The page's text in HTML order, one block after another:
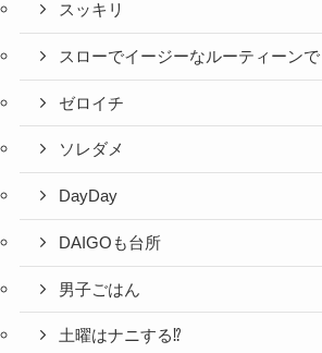
スッキリ
スローでイージーなルーティーンで
ゼロイチ
ソレダメ
DayDay
DAIGOも台所
男子ごはん
土曜はナニする⁉